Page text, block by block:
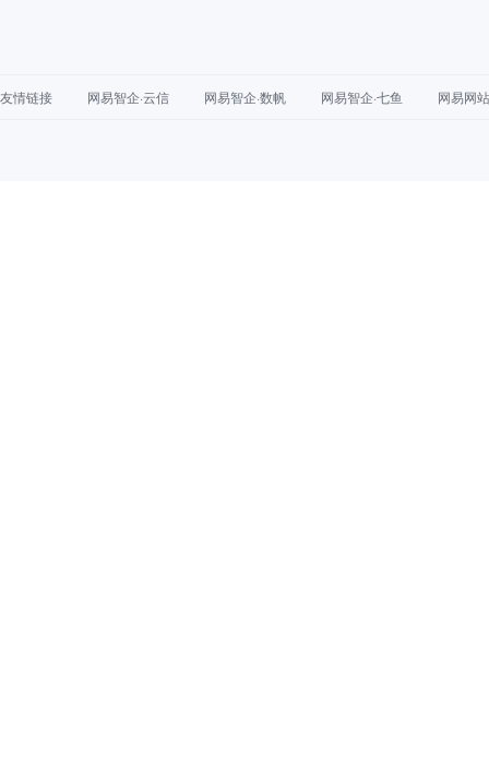
友情链接 网易智企·云信 网易智企·数帆 网易智企·七鱼 网易网